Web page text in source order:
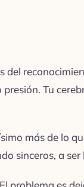
del
Tu
más de lo
sinceros, a ser